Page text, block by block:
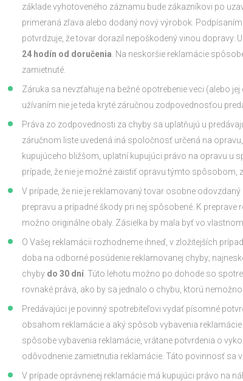
základe vyhotoveného záznamu bude zákazníkovi po
primeraná zľava alebo dodaný nový výrobok.
potvrdzuje, že tovar dorazil nepoškodený vinou dopravy.
24 hodín od doručenia . Na neskoršie reklamácie
zamietnuté.
Záruka sa nevzťahuje na bežné opotrebenie veci (alebo
užívaním nie je teda kryté záručnou zodpovednosťou
Práva zo zodpovednosti za chyby sa uplatňujú u
záručnom liste uvedená iná spoločnosť určená na
kupujúceho bližšom, uplatní kupujúci právo na opravu u
prípade, že nie je možné zaistiť opravu týmto spôsobom,
V prípade, že nie je reklamovaný tovar osobne
prepravu a prípadné škody pri nej spôsobené. K
možno originálne obaly. Zásielka by mala byť vo
O Vašej reklamácii rozhodneme ihneď, v zložitejších
doba na odborné posúdenie reklamovanej chyby;
chyby do 30 dní . Túto lehotu možno po dohode so
rovnaké práva, ako by sa jednalo o chybu, ktorú
Predávajúci je povinný spotrebiteľovi vydať písomné
obsahom reklamácie a aký spôsob vybavenia
spôsobe vybavenia reklamácie, vrátane potvrdenia o
odôvodnenie zamietnutia reklamácie. Táto povinnosť sa
V prípade oprávnenej reklamácie má kupujúci právo na